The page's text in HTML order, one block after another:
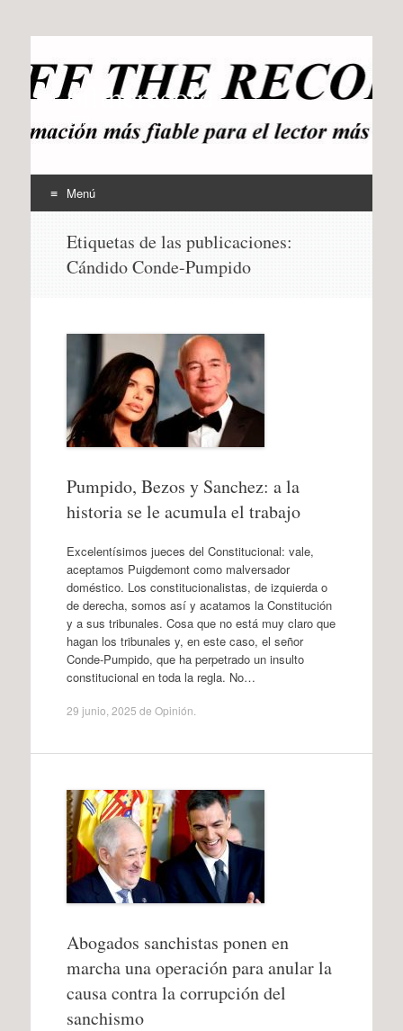
offtherecord
OTR
Menú
contenido
Etiquetas de las publicaciones:
Cándido Conde-Pumpido
Pumpido, Bezos y Sanchez: a la
historia se le acumula el trabajo
Excelentísimos jueces del Constitucional: vale,
aceptamos Puigdemont como malversador
doméstico. Los constitucionalistas, de izquierda o
de derecha, somos así y acatamos la Constitución
y a sus tribunales. Cosa que no está muy claro que
hagan los tribunales y, en este caso, el señor
Conde-Pumpido, que ha perpetrado un insulto
constitucional en toda la regla. No…
29 junio, 2025 de Opinión
Abogados sanchistas ponen en
marcha una operación para anular la
causa contra la corrupción del
sanchismo